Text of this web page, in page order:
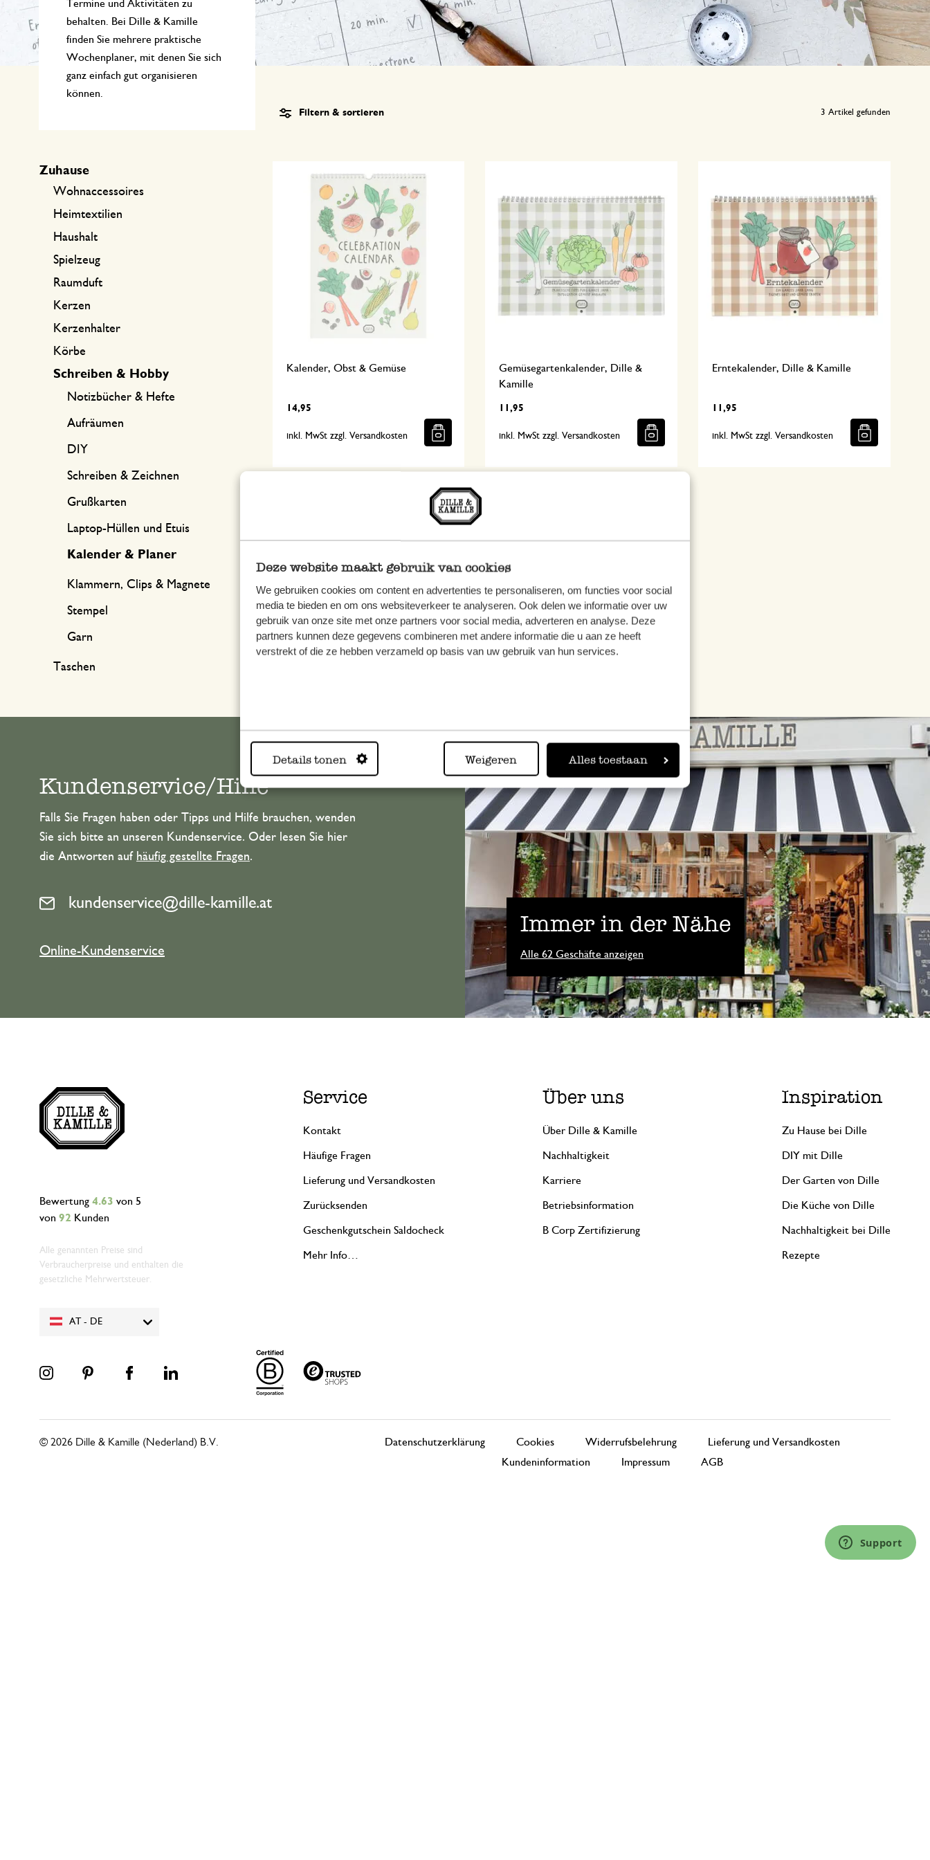
Deze website maakt gebruik van cookies
We gebruiken cookies om content en advertenties te personaliseren, om functies voor social
media te bieden en om ons websiteverkeer te analyseren. Ook delen we informatie over uw
gebruik van onze site met onze partners voor social media, adverteren en analyse. Deze
partners kunnen deze gegevens combineren met andere informatie die u aan ze heeft
verstrekt of die ze hebben verzameld op basis van uw gebruik van hun services.
Details tonen Weigeren Alles toestaan
Tee-Zubehör
Kaffee-Zubehör
International kochen
Körbe
Schreiben & Hobby
Termine und Aktivitäten zu
behalten. Bei Dille & Kamille
finden Sie mehrere praktische
Wochenplaner, mit denen Sie sich
ganz einfach gut organisieren
können.
Zuhause
Wohnaccessoires
Heimtextilien
Haushalt
Spielzeug
Raumduft
Kerzen
Kerzenhalter
Körbe
Schreiben & Hobby
Notizbücher & Hefte
Aufräumen
DIY
Schreiben & Zeichnen
Grußkarten
Laptop-Hüllen und Etuis
Kalender & Planer
Klammern, Clips & Magnete
Stempel
Garn
Taschen
Filtern & sortieren 3 Artikel gefunden
Kalender, Obst & Gemüse
14,95
inkl. MwSt zzgl. Versandkosten
Gemüsegartenkalender, Dille &
Kamille
11,95
inkl. MwSt zzgl. Versandkosten
Erntekalender, Dille & Kamille
11,95
inkl. MwSt zzgl. Versandkosten
Immer in der Nähe
Alle 62 Geschäfte anzeigen
Kundenservice/Hilfe
Falls Sie Fragen haben oder Tipps und Hilfe brauchen, wenden
Sie sich bitte an unseren Kundenservice. Oder lesen Sie hier
die Antworten auf häufig gestellte Fragen.
kundenservice@dille-kamille.at
Online-Kundenservice
AT - DE
Bewertung 4.63 von 5
von 92 Kunden
Alle genannten Preise sind
Verbraucherpreise und enthalten die
gesetzliche Mehrwertsteuer.
Service
Kontakt
Häufige Fragen
Lieferung und Versandkosten
Zurücksenden
Geschenkgutschein Saldocheck
Mehr Info…
Über uns
Über Dille & Kamille
Nachhaltigkeit
Karriere
Betriebsinformation
B Corp Zertifizierung
Inspiration
Zu Hause bei Dille
DIY mit Dille
Der Garten von Dille
Die Küche von Dille
Nachhaltigkeit bei Dille
Rezepte
Datenschutzerklärung Cookies Widerrufsbelehrung
Lieferung und Versandkosten
Kundeninformation
Impressum AGB
© 2026 Dille & Kamille (Nederland) B.V.
Support